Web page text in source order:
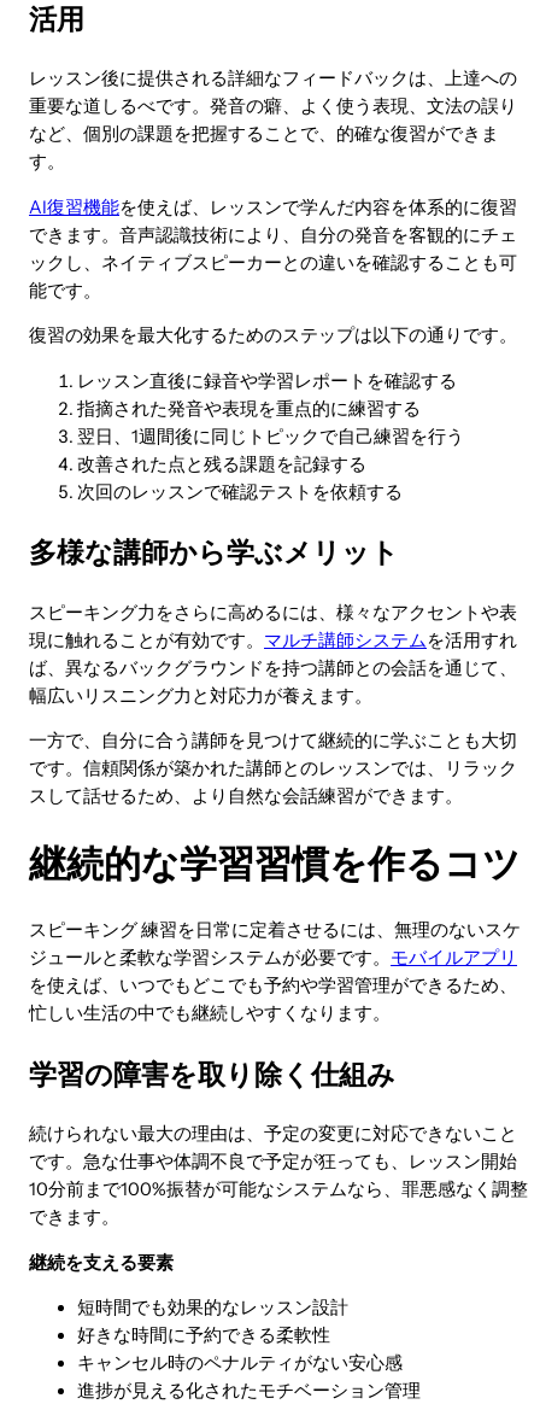
活用
レッスン後に提供される詳細なフィードバックは、上達への
重要な道しるべです。発音の癖、よく使う表現、文法の誤り
など、個別の課題を把握することで、的確な復習ができま
す。
AI復習機能を使えば、レッスンで学んだ内容を体系的に復習
できます。音声認識技術により、自分の発音を客観的にチェ
ックし、ネイティブスピーカーとの違いを確認することも可
能です。
復習の効果を最大化するためのステップは以下の通りです。
レッスン直後に録音や学習レポートを確認する
指摘された発音や表現を重点的に練習する
翌日、1週間後に同じトピックで自己練習を行う
改善された点と残る課題を記録する
次回のレッスンで確認テストを依頼する
多様な講師から学ぶメリット
スピーキング力をさらに高めるには、様々なアクセントや表
現に触れることが有効です。 マルチ講師システムを活用すれ
ば、異なるバックグラウンドを持つ講師との会話を通じて、
幅広いリスニング力と対応力が養えます。
一方で、自分に合う講師を見つけて継続的に学ぶことも大切
です。信頼関係が築かれた講師とのレッスンでは、リラック
スして話せるため、より自然な会話練習ができます。
継続的な学習習慣を作るコツ
スピーキング 練習を日常に定着させるには、無理のないスケ
ジュールと柔軟な学習システムが必要です。 モバイルアプリ
を使えば、いつでもどこでも予約や学習管理ができるため、
忙しい生活の中でも継続しやすくなります。
学習の障害を取り除く仕組み
続けられない最大の理由は、予定の変更に対応できないこと
です。急な仕事や体調不良で予定が狂っても、レッスン開始
10分前まで100%振替が可能なシステムなら、罪悪感なく調整
できます。
継続を支える要素
短時間でも効果的なレッスン設計
好きな時間に予約できる柔軟性
キャンセル時のペナルティがない安心感
進捗が見える化されたモチベーション管理